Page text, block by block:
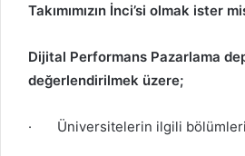
Takımımızın İnci’si olmak ister
Dijital Performans Pazarlama
değerlendirilmek üzere;
· Üniversitelerin ilgili